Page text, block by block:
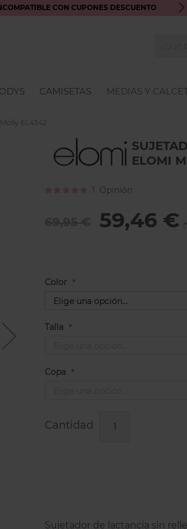
CON CUPONES DESCUENTO
CAMISETAS MEDIAS Y
EL4542
ELOMI
Calificación:1 Opinión
59,46 €
Color
Talla
Copa
Cantidad
Sujetador de lactancia sin